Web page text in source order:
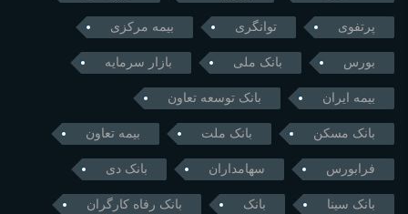
پرتفوی توانگری بیمه مرکزی
بورس بانک ملی بازار سرمایه
بیمه ایران بانک توسعه تعاون
بانک مسکن بانک ملت بیمه تعاون
فرابورس سهامداران بانک دی
بانک سینا بانک بانک رفاه کارگران